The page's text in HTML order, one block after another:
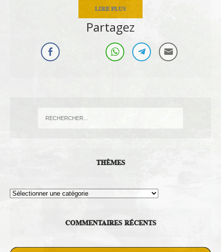
LIRE PLUS
Partagez
THÈMES
Thèmes
COMMENTAIRES RÉCENTS